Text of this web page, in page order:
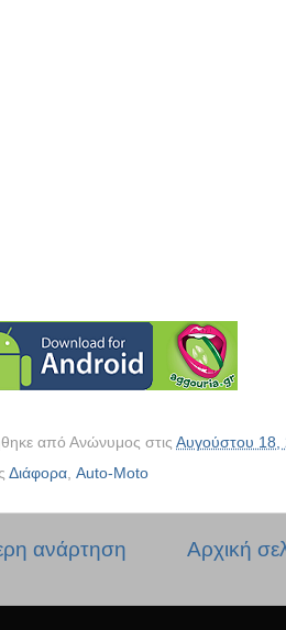
από Ανώνυμος στις Αυγούστου 18,
Διάφορα Auto-Moto
ανάρτηση Αρχική